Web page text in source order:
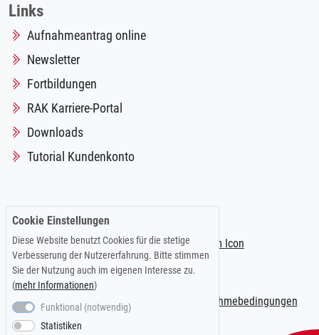
Links
Aufnahmeantrag online
Newsletter
Fortbildungen
RAK Karriere-Portal
Downloads
Tutorial Kundenkonto
Impressum |Datenschutzerklärung Teilnahmebedingungen
Cookie Einstellungen
Diese Website benutzt Cookies für die stetige
Verbesserung der Nutzererfahrung. Bitte stimmen
Sie der Nutzung auch im eigenen Interesse zu.
(mehr Informationen)
Funktional (notwendig)
Statistiken